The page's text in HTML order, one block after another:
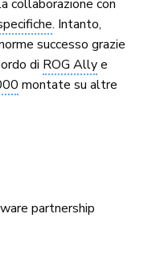
collaborazione con
. Intanto,
successo grazie
di ROG Allye
montate su altre
partnership